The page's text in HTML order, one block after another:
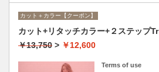
カット＋カラー【クーポン】
カット+リタッチカラー+２ステップTr
￥13,750 > ￥12,600
Terms of use